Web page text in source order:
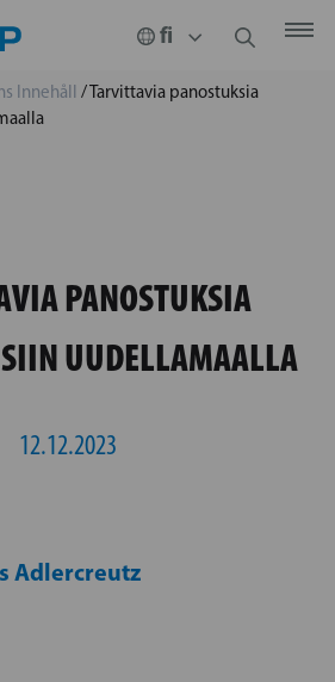
Innehåll /Tarvittavia panostuksia
PANOSTUKSIA
UUDELLAMAALLA
12.12.2023
Adlercreutz